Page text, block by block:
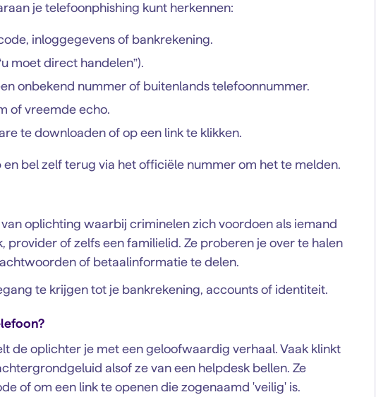
je telefoonphishing kunt herkennen:
inloggegevens of bankrekening.
moet direct handelen”).
onbekend nummer of buitenlands telefoonnummer.
of vreemde echo.
te downloaden of op een link te klikken.
en bel zelf terug via het officiële nummer om het te melden.
oplichting waarbij criminelen zich voordoen als iemand
provider of zelfs een familielid. Ze proberen je over te halen
of betaalinformatie te delen.
te krijgen tot je bankrekening, accounts of identiteit.
de oplichter je met een geloofwaardig verhaal. Vaak klinkt
alsof ze van een helpdesk bellen. Ze
of om een link te openen die zogenaamd 'veilig' is.